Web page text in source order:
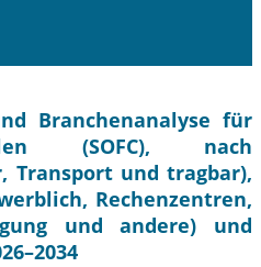
Branchenanalyse für
(SOFC), nach
Transport und tragbar),
Rechenzentren,
und andere) und